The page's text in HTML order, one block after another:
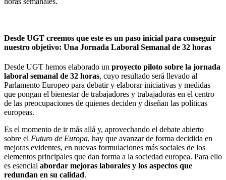
Desde UGT creemos que este es un paso inicial para conseguir
nuestro objetivo: Una Jornada Laboral Semanal de 32 horas
Desde UGT hemos elaborado un proyecto piloto sobre la jornada
laboral semanal de 32 horas, cuyo resultado será llevado al
Parlamento Europeo para debatir y elaborar iniciativas y medidas
que pongan el bienestar de trabajadores y trabajadoras en el centro
de las preocupaciones de quienes deciden y diseñan las políticas
europeas.
Es el momento de ir más allá y, aprovechando el debate abierto
sobre el Futuro de Europa, hay que avanzar de forma decidida en
mejoras evidentes, en nuevas formulaciones más sociales de los
elementos principales que dan forma a la sociedad europea. Para ello
es esencial abordar mejoras laborales y los aspectos que
redundan en su calidad.